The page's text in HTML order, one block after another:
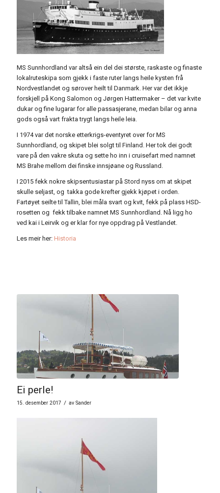
MS Sunnhordland var altså ein del dei største, raskaste og finaste
lokalruteskipa som gjekk i faste ruter langs heile kysten frå
Nordvestlandet og sørover heilt til Danmark. Her var det ikkje
forskjell på Kong Salomon og Jørgen Hattermaker – det var kvite
dukar og fine lugarar for alle passasjerane, medan bilar og anna
gods også vart frakta trygt langs heile leia.
I 1974 var det norske etterkrigs-eventyret over for MS
Sunnhordland, og skipet blei solgt til Finland. Her tok dei godt
vare på den vakre skuta og sette ho inn i cruisefart med namnet
MS Brahe mellom dei finske innsjøane og Russland.
I 2015 fekk nokre skipsentusiastar på Stord nyss om at skipet
skulle seljast, og takka gode krefter gjekk kjøpet i orden.
Fartøyet seilte til Tallin, blei måla svart og kvit, fekk på plass HSD-
rosetten og fekk tilbake namnet MS Sunnhordland. Nå ligg ho
ved kai i Leirvik og er klar for nye oppdrag på Vestlandet.
Les meir her: Historia
Ei perle!
15. desember 2017 / av Sander